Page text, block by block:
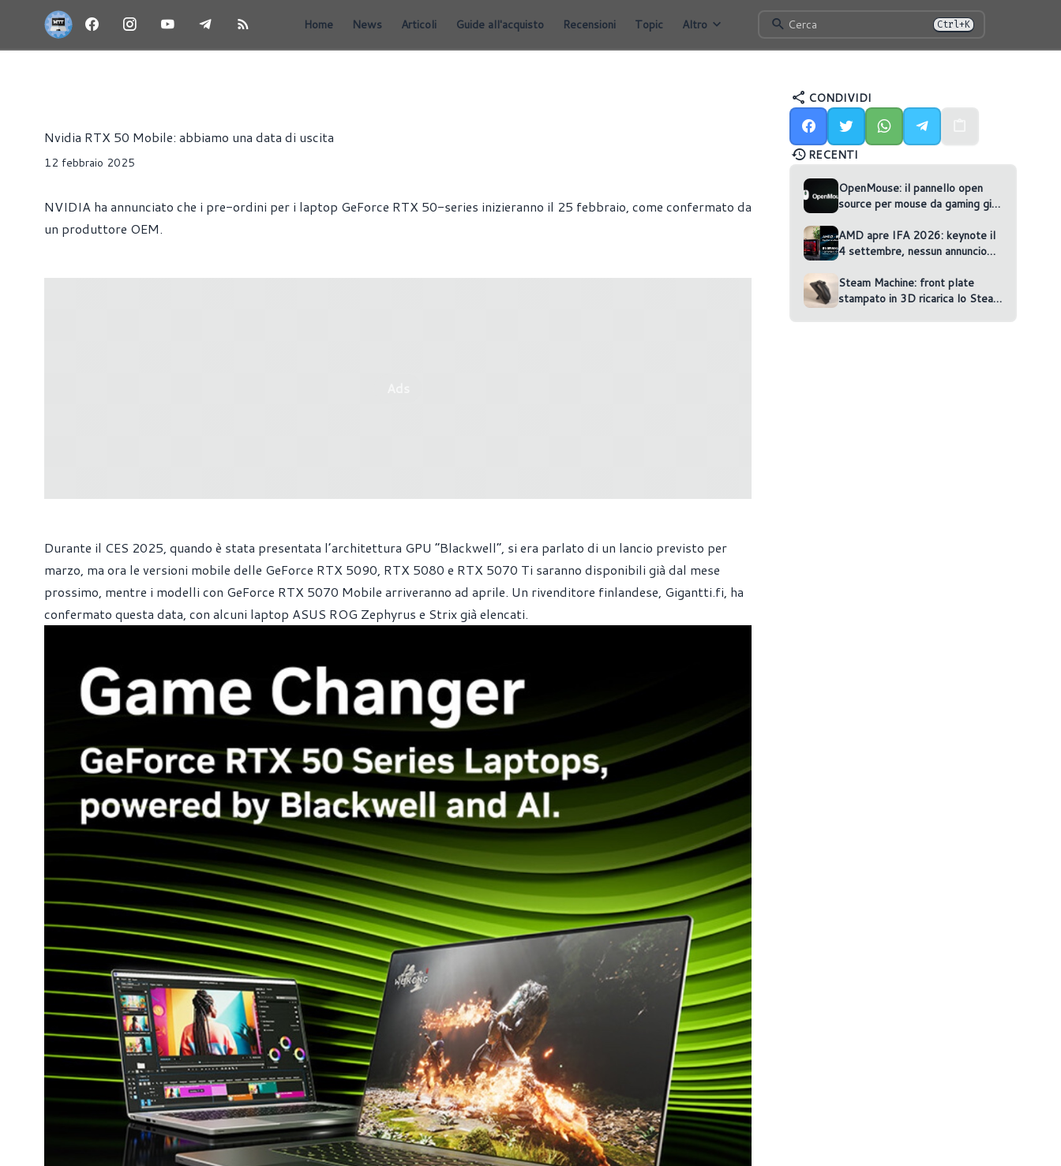
Home News Articoli Guide all'acquisto Recensioni Topic Altro Cerca Ctrl+K
Nvidia RTX 50 Mobile: abbiamo una data di uscita
12 febbraio 2025
NVIDIA ha annunciato che i pre-ordini per i laptop GeForce RTX 50-series inizieranno il 25 febbraio, come confermato da
un produttore OEM.
Durante il CES 2025, quando è stata presentata l’architettura GPU “Blackwell”, si era parlato di un lancio previsto per
marzo, ma ora le versioni mobile delle GeForce RTX 5090, RTX 5080 e RTX 5070 Ti saranno disponibili già dal mese
prossimo, mentre i modelli con GeForce RTX 5070 Mobile arriveranno ad aprile. Un rivenditore finlandese, Gigantti.fi, ha
confermato questa data, con alcuni laptop ASUS ROG Zephyrus e Strix già elencati.
CONDIVIDI
RECENTI
OpenMouse: il pannello open
source per mouse da gaming gira
AMD apre IFA 2026: keynote il
4 settembre, nessun annuncio
Steam Machine: front plate
stampato in 3D ricarica lo Steam